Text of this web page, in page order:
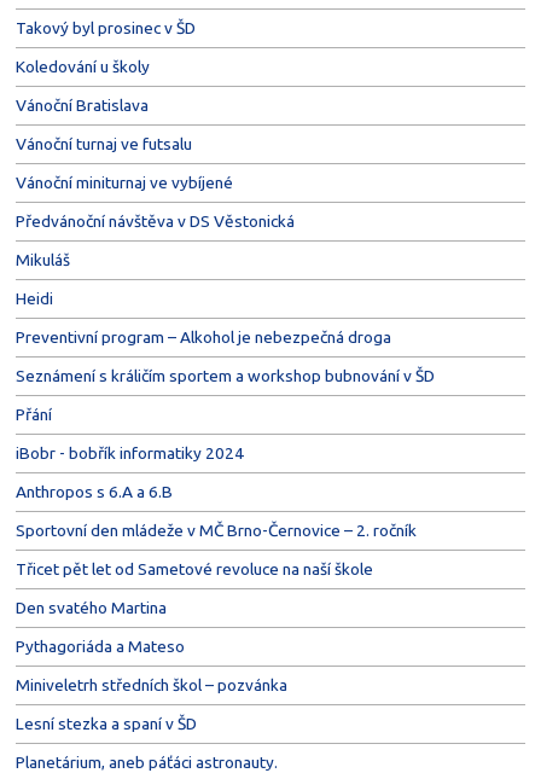
Takový byl prosinec v ŠD
Koledování u školy
Vánoční Bratislava
Vánoční turnaj ve futsalu
Vánoční miniturnaj ve vybíjené
Předvánoční návštěva v DS Věstonická
Mikuláš
Heidi
Preventivní program – Alkohol je nebezpečná droga
Seznámení s králičím sportem a workshop bubnování v ŠD
Přání
iBobr - bobřík informatiky 2024
Anthropos s 6.A a 6.B
Sportovní den mládeže v MČ Brno-Černovice – 2. ročník
Třicet pět let od Sametové revoluce na naší škole
Den svatého Martina
Pythagoriáda a Mateso
Miniveletrh středních škol – pozvánka
Lesní stezka a spaní v ŠD
Planetárium, aneb páťáci astronauty.